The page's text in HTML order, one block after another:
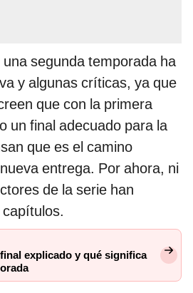
segunda temporada ha
y algunas críticas, ya que
que con la primera
un final adecuado para la
que es el camino
entrega. Por ahora, ni
de la serie han
explicado y qué significa